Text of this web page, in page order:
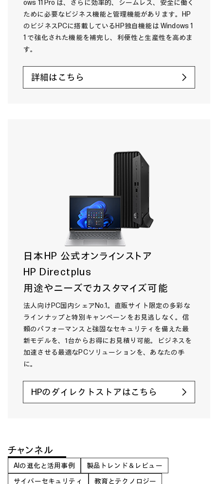
ows 11 Pro は、さらに効率的、シームレス、安全に働く
ために必要なビジネス機能と管理機能があります。HP
のビジネスPCに搭載しているHP独自機能は Windows 1
1 で強化された機能を補完し、利便性と生産性を高めま
す。
詳細はこちら
日本HP 公式オンラインストア
HP Directplus
用途やニーズでカスタマイズ可能
法人向けPC国内シェアNo.1。直販サイト限定の多彩な
ラインナップと特別キャンペーンをお見逃しなく。信
頼のパフォーマンスと強固なセキュリティを備えた最
新モデルを、1台からお得にお見積り可能。ビジネスを
加速させる最適なPCソリューションを、あなたの手
に。
HPのダイレクトストアはこちら
チャンネル
AIの進化と活用事例
製品トレンド＆レビュー
サイバーセキュリティ
教育とテクノロジー